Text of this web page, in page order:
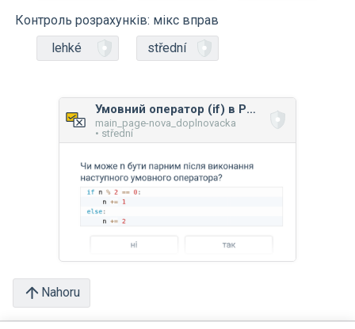
Контроль розрахунків: мікс вправ
lehké
střední
Умовний оператор (if) в Python
main_page-nova_doplnovacka
• střední
Nahoru